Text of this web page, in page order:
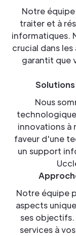
Notre
traiter et à
informatiques.
crucial dans
garantit que
Nous
innovations à
faveur d'une
un support
Notre équipe
aspects
ses
services à